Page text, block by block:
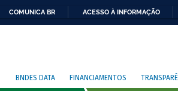
COMUNICA BR ACESSO À INFORMAÇÃO
BNDES DATA FINANCIAMENTOS